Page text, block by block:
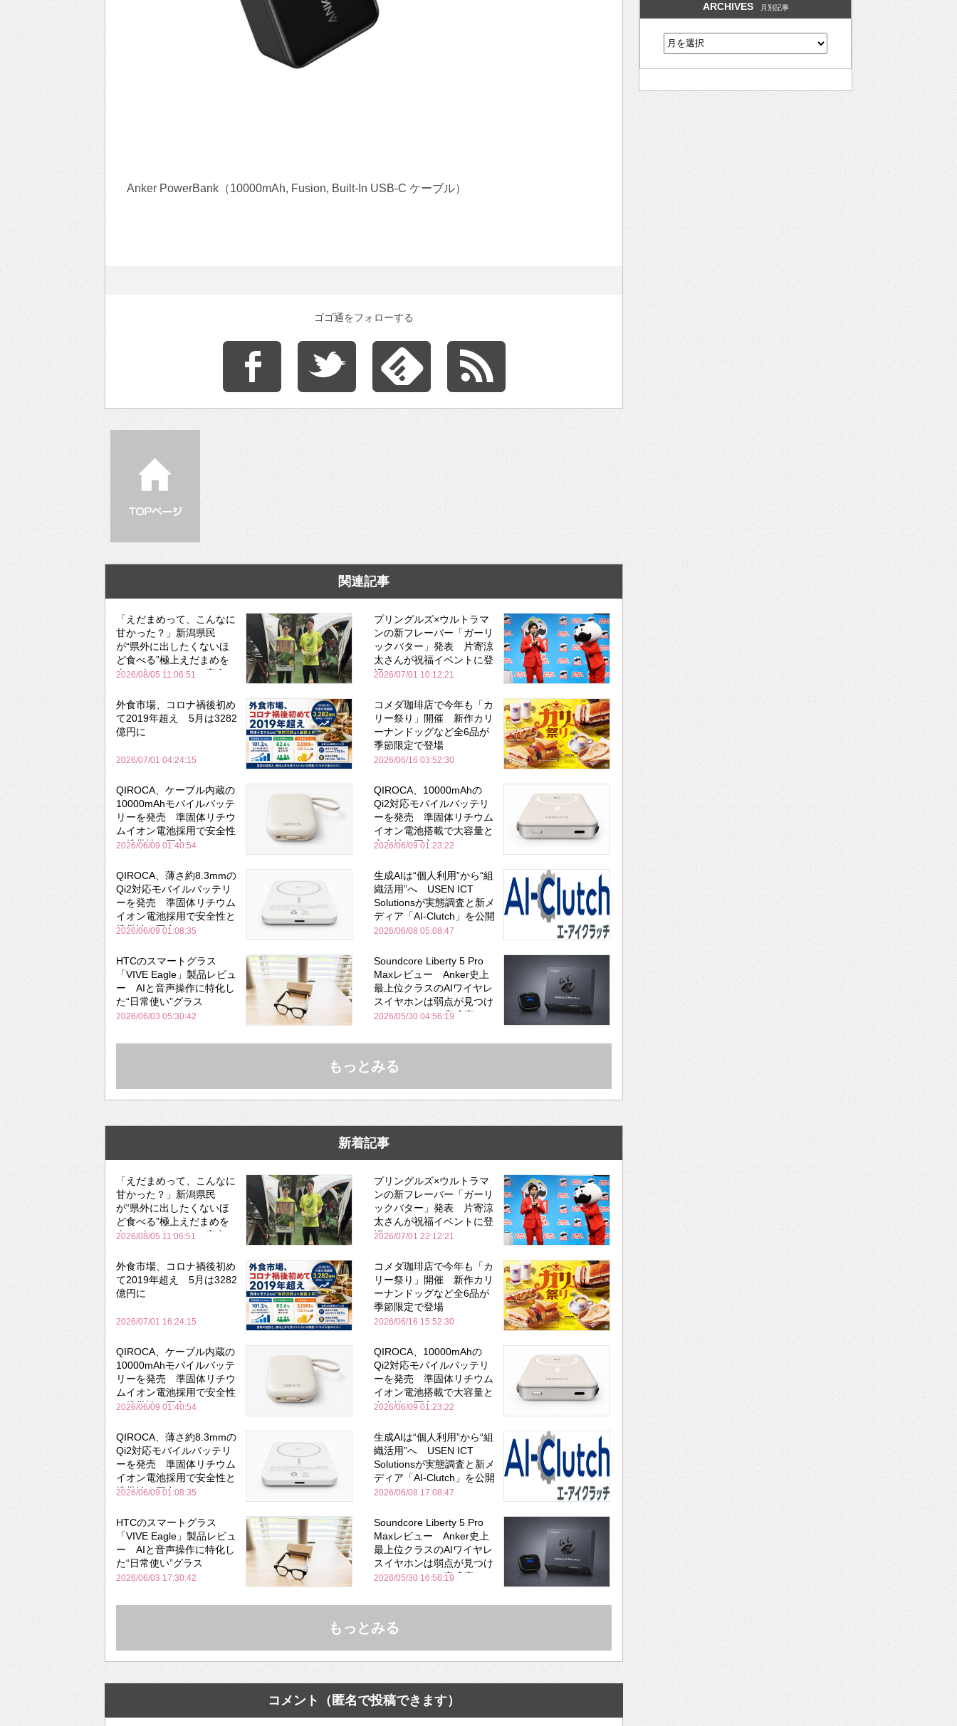
Anker PowerBank（10000mAh, Fusion, Built-In USB-C ケーブル）
ゴゴ通をフォローする
関連記事
「えだまめって、こんなに
甘かった？」新潟県民
が“県外に出したくないほ
ど食べる”極上えだまめを
森のビアガーデンで実食
2026/08/05 11:06:51
プリングルズ×ウルトラマ
ンの新フレーバー「ガーリ
ックバター」発表 片寄涼
太さんが祝福イベントに登
場
2026/07/01 10:12:21
外食市場、コロナ禍後初め
て2019年超え 5月は3282
億円に
2026/07/01 04:24:15
コメダ珈琲店で今年も「カ
リー祭り」開催 新作カリ
ーナンドッグなど全6品が
季節限定で登場
2026/06/16 03:52:30
QIROCA、ケーブル内蔵の
10000mAhモバイルバッテ
リーを発売 準固体リチウ
ムイオン電池採用で安全性
と携帯性を両立
2026/06/09 01:40:54
QIROCA、10000mAhの
Qi2対応モバイルバッテリ
ーを発売 準固体リチウム
イオン電池搭載で大容量と
安全性を両立
2026/06/09 01:23:22
QIROCA、薄さ約8.3mmの
Qi2対応モバイルバッテリ
ーを発売 準固体リチウム
イオン電池採用で安全性と
携帯性を両立
2026/06/09 01:08:35
生成AIは“個人利用”から“組
織活用”へ USEN ICT
Solutionsが実態調査と新メ
ディア「AI-Clutch」を公開
2026/06/08 05:08:47
HTCのスマートグラス
「VIVE Eagle」製品レビュ
ー AIと音声操作に特化し
た“日常使い”グラス
2026/06/03 05:30:42
Soundcore Liberty 5 Pro
Maxレビュー Anker史上
最上位クラスのAIワイヤレ
スイヤホンは弱点が見つけ
づらいくらいの完成度にび
Bose並み
2026/05/30 04:56:19
もっとみる
新着記事
「えだまめって、こんなに
甘かった？」新潟県民
が“県外に出したくないほ
ど食べる”極上えだまめを
森のビアガーデンで実食
2026/08/05 11:06:51
プリングルズ×ウルトラマ
ンの新フレーバー「ガーリ
ックバター」発表 片寄涼
太さんが祝福イベントに登
場
2026/07/01 22:12:21
外食市場、コロナ禍後初め
て2019年超え 5月は3282
億円に
2026/07/01 16:24:15
コメダ珈琲店で今年も「カ
リー祭り」開催 新作カリ
ーナンドッグなど全6品が
季節限定で登場
2026/06/16 15:52:30
QIROCA、ケーブル内蔵の
10000mAhモバイルバッテ
リーを発売 準固体リチウ
ムイオン電池採用で安全性
と携帯性を両立
2026/06/09 01:40:54
QIROCA、10000mAhの
Qi2対応モバイルバッテリ
ーを発売 準固体リチウム
イオン電池搭載で大容量と
安全性を両立
2026/06/09 01:23:22
QIROCA、薄さ約8.3mmの
Qi2対応モバイルバッテリ
ーを発売 準固体リチウム
イオン電池採用で安全性と
携帯性を両立
2026/06/09 01:08:35
生成AIは“個人利用”から“組
織活用”へ USEN ICT
Solutionsが実態調査と新メ
ディア「AI-Clutch」を公開
2026/06/08 17:08:47
HTCのスマートグラス
「VIVE Eagle」製品レビュ
ー AIと音声操作に特化し
た“日常使い”グラス
2026/06/03 17:30:42
Soundcore Liberty 5 Pro
Maxレビュー Anker史上
最上位クラスのAIワイヤレ
スイヤホンは弱点が見つけ
づらいくらいの完成度にび
Bose並み
2026/05/30 16:56:19
もっとみる
コメント（匿名で投稿できます）
ARCHIVES 月別記事